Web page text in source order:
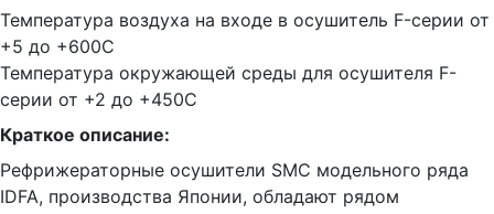
Температура воздуха на входе в осушитель F-серии от
+5 до +600С
Температура окружающей среды для осушителя F-
серии от +2 до +450С
Краткое описание:
Рефрижераторные осушители SMC модельного ряда
IDFA, производства Японии, обладают рядом